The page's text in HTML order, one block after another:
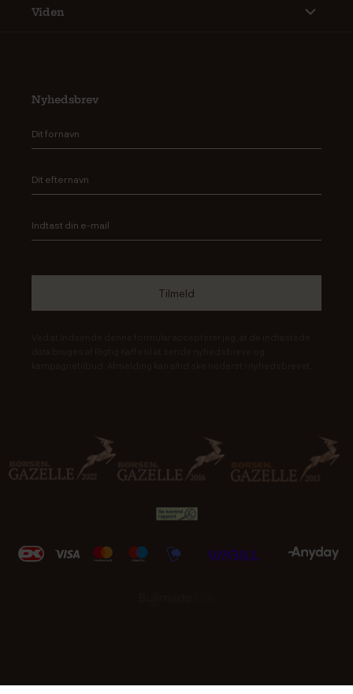
Viden
Nyhedsbrev